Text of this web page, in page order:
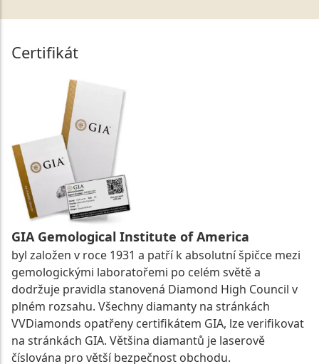
Certifikát
GIA Gemological Institute of America
byl založen v roce 1931 a patří k absolutní špičce mezi
gemologickými laboratořemi po celém světě a
dodržuje pravidla stanovená Diamond High Council v
plném rozsahu. Všechny diamanty na stránkách
VVDiamonds opatřeny certifikátem GIA, lze verifikovat
na stránkách GIA. Většina diamantů je laserově
číslována pro větší bezpečnost obchodu.